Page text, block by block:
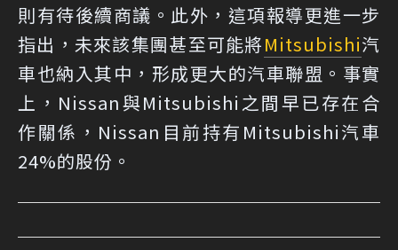
則有待後續商議。此外，這項報導更進一步
指出，未來該集團甚至可能將Mitsubishi汽
車也納入其中，形成更大的汽車聯盟。事實
上，Nissan與Mitsubishi之間早已存在合
作關係，Nissan目前持有Mitsubishi汽車
24%的股份。